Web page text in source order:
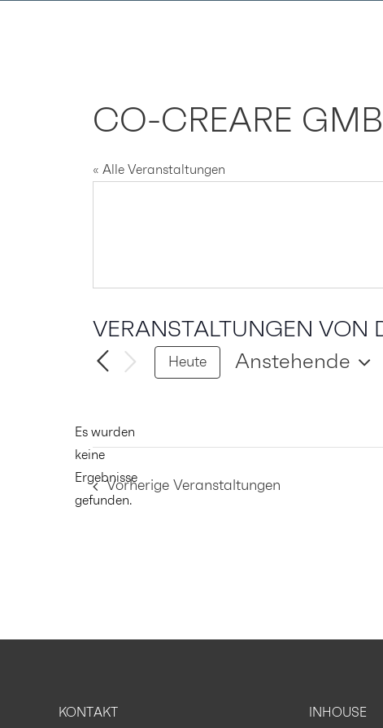
CO-CREARE
« Alle Veranstaltungen
VERANSTALTUNGEN VON
Hinweis
Es wurden
keine
Ergebnisse
gefunden.
Heute
Anstehende
Vorherige Veranstaltungen
KONTAKT INHOUSE